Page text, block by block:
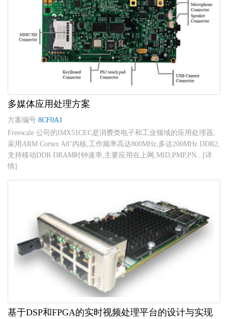
多媒体应用处理方案
方案编号 8CF0A1
Freescale 公司的IMX51CEC是消费类电子和工业领域的应用处理器,
采用ARM Cortex A8"内核,工作频率高达800MHz,多达200MHz DDR2,
支持移动DDR DRAM时钟速率,主要应用在上网,MID,PMP,PN...[详
情]
基于DSP和FPGA的实时视频处理平台的设计与实现